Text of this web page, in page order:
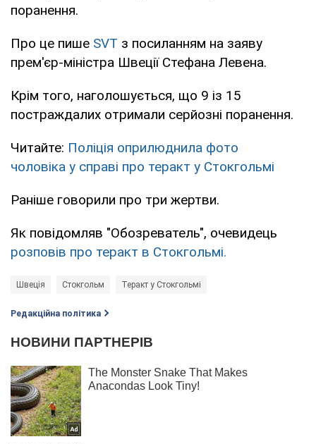
поранення.
Про це пише SVT з посиланням на заяву
прем'єр-міністра Швеції Стефана Левена.
Крім того, наголошується, що 9 із 15
постраждалих отримали серйозні поранення.
Читайте: Поліція оприлюднила фото
чоловіка у справі про теракт у Стокгольмі
Раніше говорили про три жертви.
Як повідомляв "Обозреватель", очевидець
розповів про теракт в Стокгольмі.
Швеція Стокгольм Теракт у Стокгольмі
Редакційна політика